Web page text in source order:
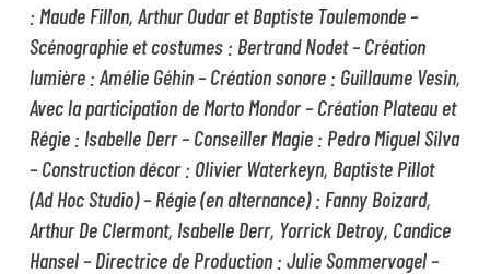
: Maude Fillon, Arthur Oudar et Baptiste Toulemonde –
Scénographie et costumes : Bertrand Nodet – Création
lumière : Amélie Géhin – Création sonore : Guillaume Vesin,
Avec la participation de Morto Mondor – Création Plateau et
Régie : Isabelle Derr – Conseiller Magie : Pedro Miguel Silva
– Construction décor : Olivier Waterkeyn, Baptiste Pillot
(Ad Hoc Studio) – Régie (en alternance) : Fanny Boizard,
Arthur De Clermont, Isabelle Derr, Yorrick Detroy, Candice
Hansel – Directrice de Production : Julie Sommervogel –